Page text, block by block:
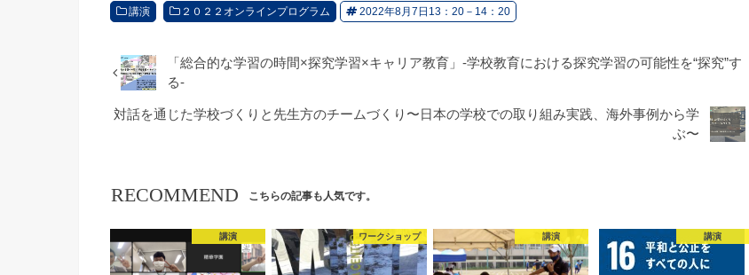
講演 ２０２２オンラインプログラム 2022年8月7日13：20－14：20
「総合的な学習の時間×探究学習×キャリア教育」-学校教育における探究学習の可能性を“探究”す
る-
対話を通じた学校づくりと先生方のチームづくり〜日本の学校での取り組み実践、海外事例から学
ぶ〜
RECOMMEND こちらの記事も人気です。
講演 ワークショップ 講演 講演